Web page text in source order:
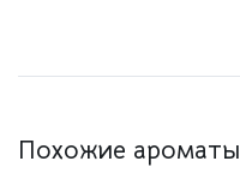
Похожие ароматы